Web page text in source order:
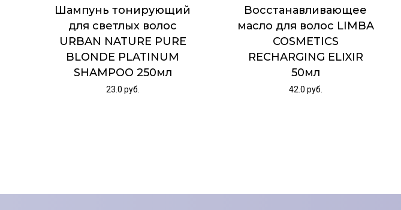
Шампунь тонирующий
для светлых волос
URBAN NATURE PURE
BLONDE PLATINUM
SHAMPOO 250мл
23.0 руб.
Восстанавливающее
масло для волос LIMBA
COSMETICS
RECHARGING ELIXIR
50мл
42.0 руб.